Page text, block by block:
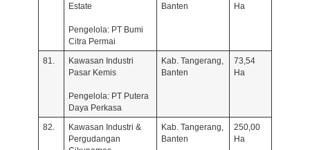
Estate
Pengelola: PT Bumi
Citra Permai
Banten
Ha
81.
Kawasan Industri
Pasar Kemis
Pengelola: PT Putera
Daya Perkasa
Kab. Tangerang,
Banten
73,54
Ha
82.
Kawasan Industri &
Pergudangan
Kab. Tangerang,
Banten
250,00
Ha